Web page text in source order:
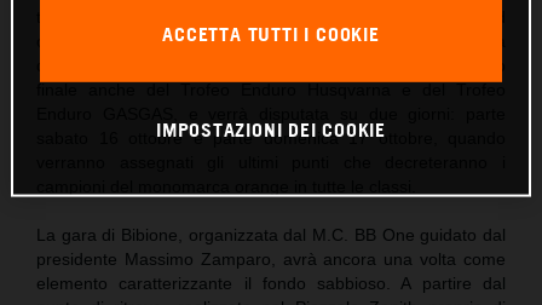
ospitare il round finale del Trofeo Enduro KTM. La gara
sabato 16 ottobre e parte domenica 17 ottobre, quando
La gara di Bibione, organizzata dal M.C. BB One guidato dal
presidente Massimo Zamparo, avrà ancora una volta come
elemento caratterizzante il fondo sabbioso. A partire dal
ACCETTA TUTTI I COOKIE
IMPOSTAZIONI DEI COOKIE